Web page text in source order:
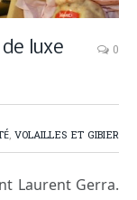
luxe
0
, VOLAILLES ET GIBIER
Laurent Gerra.